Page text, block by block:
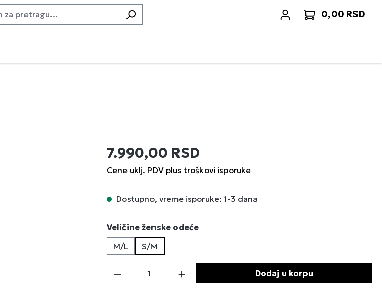
0,00 RSD
7.990,00 RSD
Cene uklj. PDV plus troškovi isporuke
Dostupno, vreme isporuke: 1-3 dana
Izaberi
Veličine ženske odeće
M/L
S/M
Količina proizvoda: Unesite željenu količinu ili
Dodaj u korpu